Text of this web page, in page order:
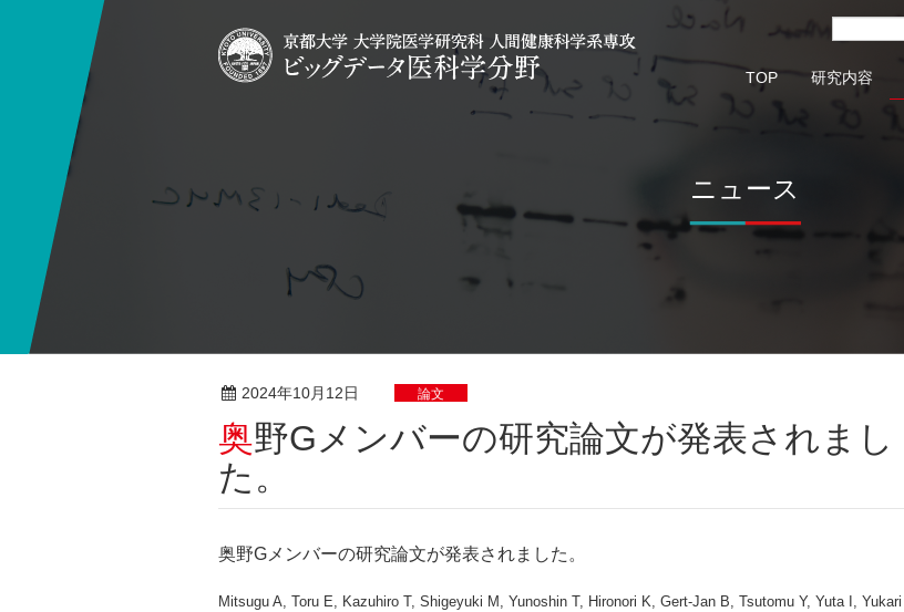
TOP 研究内容
ニュース
2024年10月12日 論文
奥野Gメンバーの研究論文が発表されまし
た。
奥野Gメンバーの研究論文が発表されました 。
Mitsugu A, Toru E, Kazuhiro T, Shigeyuki M, Yunoshin T, Hironori K, Gert-Jan B, Tsutomu Y, Yuta I, Yukari